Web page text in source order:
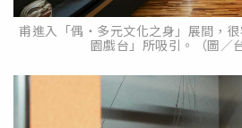
甫進入「偶・多元文化之身」展間，
園戲台」所吸引。（圖／